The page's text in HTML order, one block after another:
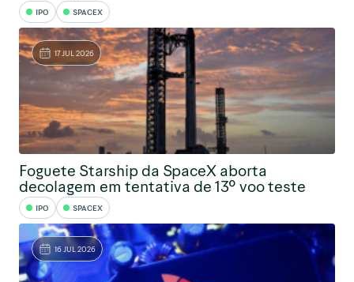
IPO SPACEX
17 JUL 2026
Foguete Starship da SpaceX aborta
decolagem em tentativa de 13º voo teste
IPO SPACEX
16 JUL 2026